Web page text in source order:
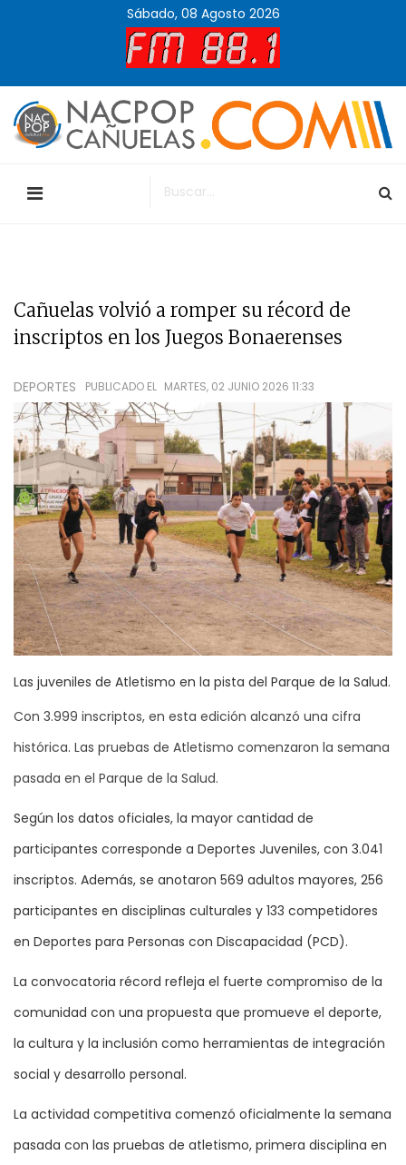
Sábado, 08 Agosto 2026
Cañuelas volvió a romper su récord de
inscriptos en los Juegos Bonaerenses
DEPORTES PUBLICADO EL MARTES, 02 JUNIO 2026 11:33
Las juveniles de Atletismo en la pista del Parque de la Salud.
Con 3.999 inscriptos, en esta edición alcanzó una cifra
histórica. Las pruebas de Atletismo comenzaron la semana
pasada en el Parque de la Salud.
Según los datos oficiales, la mayor cantidad de
participantes corresponde a Deportes Juveniles, con 3.041
inscriptos. Además, se anotaron 569 adultos mayores, 256
participantes en disciplinas culturales y 133 competidores
en Deportes para Personas con Discapacidad (PCD).
La convocatoria récord refleja el fuerte compromiso de la
comunidad con una propuesta que promueve el deporte,
la cultura y la inclusión como herramientas de integración
social y desarrollo personal.
La actividad competitiva comenzó oficialmente la semana
pasada con las pruebas de atletismo, primera disciplina en